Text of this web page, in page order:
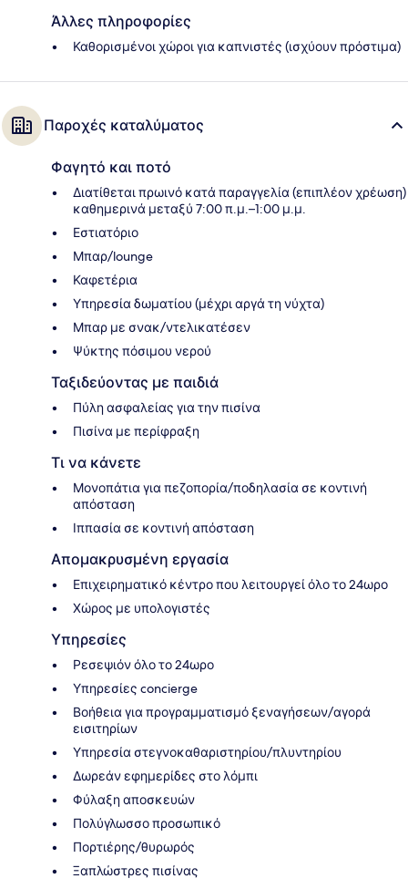
Άλλες πληροφορίες
Καθορισμένοι χώροι για καπνιστές (ισχύουν πρόστιμα)
Παροχές καταλύματος
Φαγητό και ποτό
Διατίθεται πρωινό κατά παραγγελία (επιπλέον χρέωση)
καθημερινά μεταξύ 7:00 π.μ.–1:00 μ.μ.
Εστιατόριο
Μπαρ/lounge
Καφετέρια
Υπηρεσία δωματίου (μέχρι αργά τη νύχτα)
Μπαρ με σνακ/ντελικατέσεν
Ψύκτης πόσιμου νερού
Ταξιδεύοντας με παιδιά
Πύλη ασφαλείας για την πισίνα
Πισίνα με περίφραξη
Τι να κάνετε
Μονοπάτια για πεζοπορία/ποδηλασία σε κοντινή
απόσταση
Ιππασία σε κοντινή απόσταση
Απομακρυσμένη εργασία
Επιχειρηματικό κέντρο που λειτουργεί όλο το 24ωρο
Χώρος με υπολογιστές
Υπηρεσίες
Ρεσεψιόν όλο το 24ωρο
Υπηρεσίες concierge
Βοήθεια για προγραμματισμό ξεναγήσεων/αγορά
εισιτηρίων
Υπηρεσία στεγνοκαθαριστηρίου/πλυντηρίου
Δωρεάν εφημερίδες στο λόμπι
Φύλαξη αποσκευών
Πολύγλωσσο προσωπικό
Πορτιέρης/θυρωρός
Ξαπλώστρες πισίνας